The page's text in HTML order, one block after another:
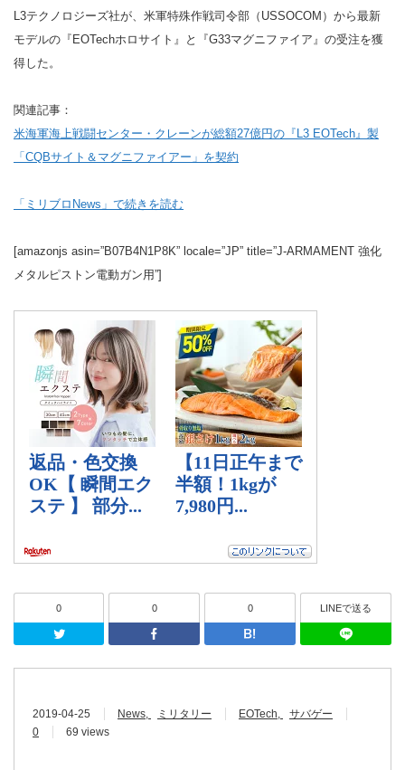
L3テクノロジーズ社が、米軍特殊作戦司令部（USSOCOM）から最新
モデルの『EOTechホロサイト』と『G33マグニファイア』の受注を獲
得した。
関連記事：
米海軍海上戦闘センター・クレーンが総額27億円の『L3 EOTech』製
「CQBサイト＆マグニファイアー」を契約
「ミリブロNews」で続きを読む
[amazonjs asin=”B07B4N1P8K” locale=”JP” title=”J-ARMAMENT 強化
メタルピストン電動ガン用”]
0
Twitter
0
Facebook
0
はてなブッ
LINEで送る
2019-04-25 News ミリタリー EOTech
サバゲー
0
69 views